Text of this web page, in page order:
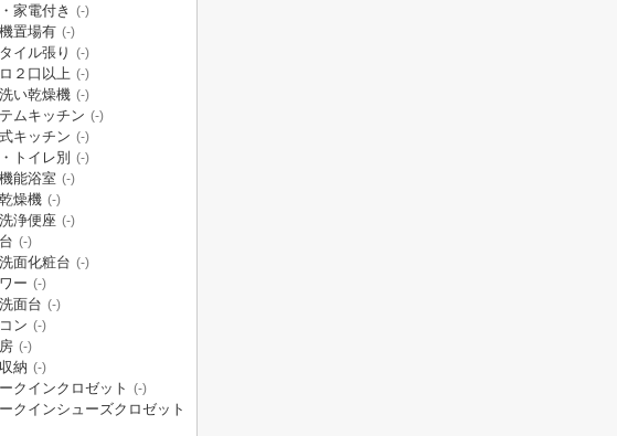
家電付き (-)
置場有 (-)
イル張り (-)
２口以上 (-)
い乾燥機 (-)
ムキッチン (-)
キッチン (-)
トイレ別 (-)
能浴室 (-)
燥機 (-)
浄便座 (-)
(-)
面化粧台 (-)
ー (-)
面台 (-)
ン (-)
(-)
納 (-)
クインクロゼット (-)
クインシューズクロゼット